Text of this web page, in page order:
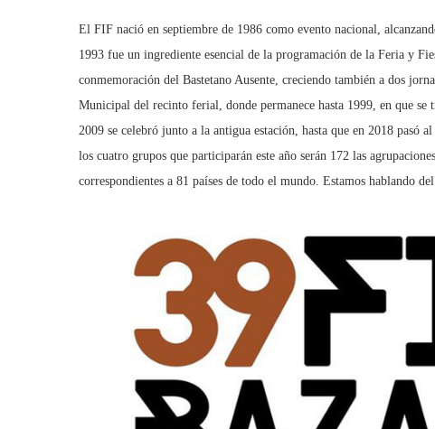
El FIF nació en septiembre de 1986 como evento nacional,
1993 fue un ingrediente esencial de la programación de la Feria y
conmemoración del Bastetano Ausente, creciendo también a dos
Municipal del recinto ferial, donde permanece hasta 1999, en que
2009 se celebró junto a la antigua estación, hasta que en 2018 pasó
los cuatro grupos que participarán este año serán 172 las
correspondientes a 81 países de todo el mundo. Estamos hablando